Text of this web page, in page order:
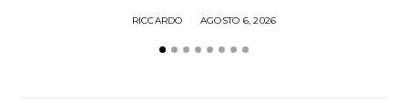
RICCARDO AGOSTO 6, 2026